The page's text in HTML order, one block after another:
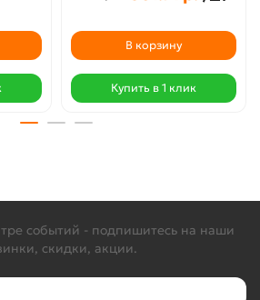
В корзину
Купить в 1 клик
событий - подпишитесь на наши
скидки, акции.